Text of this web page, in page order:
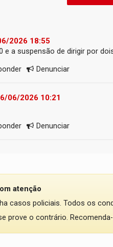
2026 18:55
e a suspensão de dirigir por
Denunciar
06/2026 10:21
Denunciar
atenção
casos policiais. Todos os
prove o contrário.